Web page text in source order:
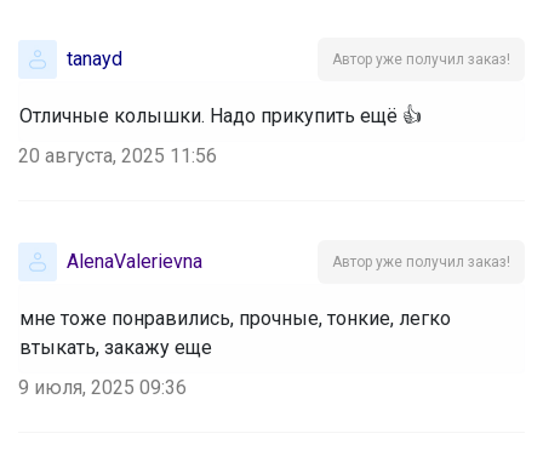
tanayd Автор уже получил заказ!
Отличные колышки. Надо прикупить ещё 👍
20 августа, 2025 11:56
AlenaValerievna Автор уже получил заказ!
мне тоже понравились, прочные, тонкие, легко
втыкать, закажу еще
9 июля, 2025 09:36